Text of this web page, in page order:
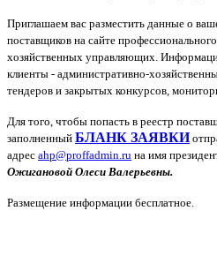
Приглашаем вас разместить данные о
поставщиков на сайте
хозяйственных управляющих.
клиенты - административно-
тендеров и закрытых конкурсов,
Для того, чтобы попасть в реестр
заполненный БЛАНК ЗАЯВКИ
адрес ahp@proffadmin ru на имя
Ожигановой Олеси Валерьевны.
Размещение информации бесплатное.